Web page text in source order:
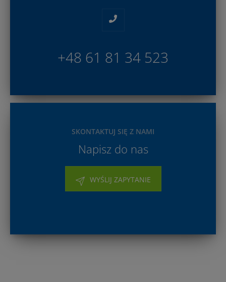
+48 61 81 34 523
SKONTAKTUJ SIĘ Z NAMI
Napisz do nas
WYŚLIJ ZAPYTANIE